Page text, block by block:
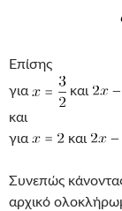
Επίσης
για
και
και
για
και
Συνεπώς
αρχικό